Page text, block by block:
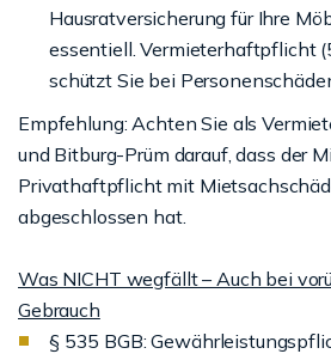
Hausratversicherung für Ihre
essentiell. Vermieterhaftpflicht
schützt Sie bei
Empfehlung: Achten Sie als
und Bitburg-Prüm darauf, dass der
Privathaftpflicht mit
abgeschlossen hat.
Was NICHT wegfällt – Auch bei
Gebrauch
§ 535 BGB: